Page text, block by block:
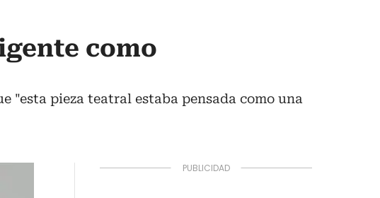
como
"esta pieza teatral estaba pensada como una